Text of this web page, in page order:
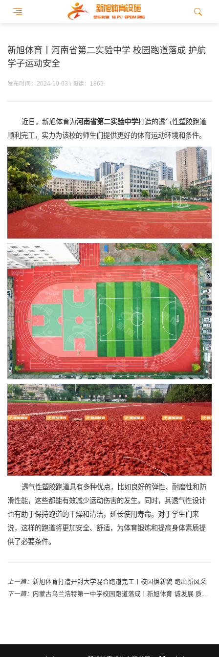
新旭体育丨河南省第二实验中学 校园跑道落成 护航
学子运动安全
发布时间：2024-10-03 \ 阅读：1863
近日，新旭体育为河南省第二实验中学打造的透气性塑胶跑道
顺利完工，实力为该校的师生们提供更好的体育运动环境和条件。
透气性塑胶跑道具有多种优点，比如良好的弹性、耐磨性和防
滑性能，这些都能有效减少运动伤害的发生。同时，其透气性设计
也有助于保持跑道的干燥和清洁，延长使用寿命。对于学生们来
说，这样的跑道将更加安全、舒适，为体育锻炼和提高身体素质提
供了必要条件。
上一篇： 新旭体育打造开封大学混合跑道完工丨校园焕新貌 跑出新风采
下一篇：
内蒙古乌兰浩特第一中学校园跑道落成丨新旭体育 诚发展 质为存